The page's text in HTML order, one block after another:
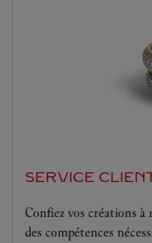
SERVICE
Confiez vos créations à
des compétences